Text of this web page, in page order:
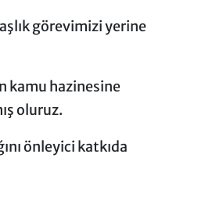
görevimizi yerine
kamu hazinesine
oluruz.
önleyici katkıda